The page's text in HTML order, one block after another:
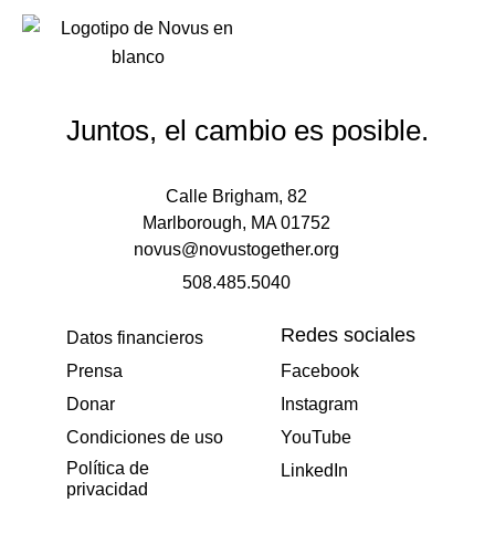
Juntos, el cambio es posible.
Calle Brigham, 82
Marlborough, MA 01752
novus@novustogether.org
508.485.5040
Datos financieros
Prensa
Donar
Condiciones de uso
Política de
privacidad
Redes sociales
Facebook
Instagram
YouTube
LinkedIn